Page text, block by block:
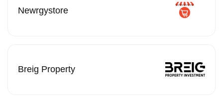
Newrgystore
Breig Property